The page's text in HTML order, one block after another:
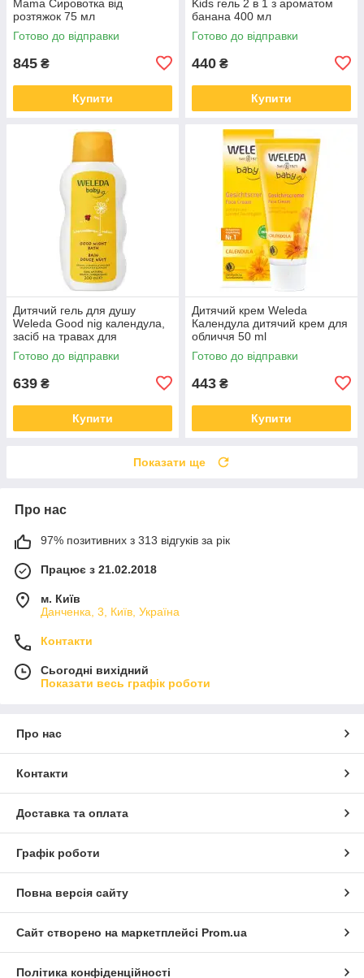
Mama Сировотка від
розтяжок 75 мл
(4003583207275)
Готово до відправки
845 ₴
Купити
Kids гель 2 в 1 з ароматом
банана 400 мл
(4003583207299)
Готово до відправки
440 ₴
Купити
Дитячий гель для душу
Weleda Good nig календула,
засіб на травах для
вечірнього купання 200 ml
(3596200052705)
Готово до відправки
639 ₴
Купити
Дитячий крем Weleda
Календула дитячий крем для
обличчя 50 ml
(4001638096614)
Готово до відправки
443 ₴
Купити
Показати ще
Про нас
97% позитивних з 313 відгуків за рік
Працює з 21.02.2018
м. Київ
Данченка, 3, Київ, Україна
Контакти
Сьогодні вихідний
Показати весь графік роботи
Про нас
Контакти
Доставка та оплата
Графік роботи
Повна версія сайту
Сайт створено на маркетплейсі Prom.ua
Політика конфіденційності